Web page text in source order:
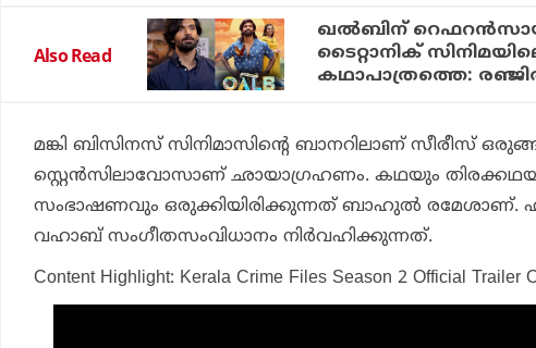
Also Read
ഖല്‍ബിന്
ടൈറ്റാനിക്
കഥാപാത്രത്തെ:
മങ്കി ബിസിനസ് സിനിമാസിന്റെ ബാനറിലാണ് സീരീസ്
സ്റ്റെന്‍സിലാവോസാണ് ഛായാഗ്രഹണം. കഥയും
സംഭാഷണവും ഒരുക്കിയിരിക്കുന്നത് ബാഹുല്‍ രമേശാണ്.
വഹാബ് സംഗീതസംവിധാനം നിര്‍വഹിക്കുന്നത്.
Content Highlight: Kerala Crime Files Season 2 Official Trailer